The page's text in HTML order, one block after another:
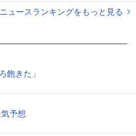
ュースランキングをもっと見る
飽きた」
予想